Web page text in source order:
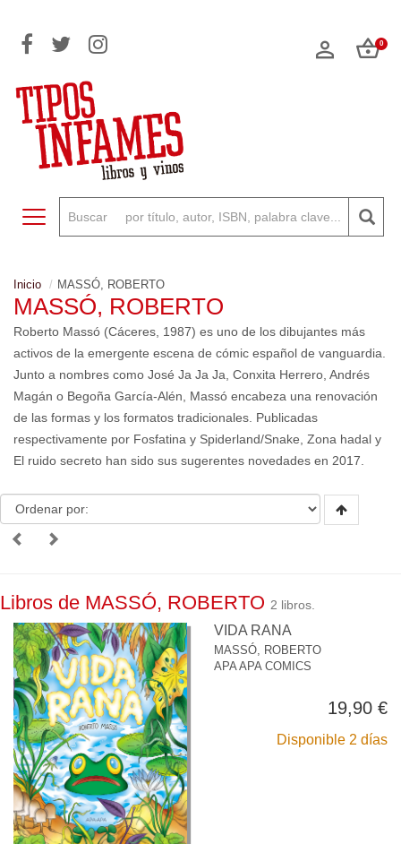
0
Toggle navigation
Inicio MASSÓ, ROBERTO
MASSÓ, ROBERTO
Roberto Massó (Cáceres, 1987) es uno de los dibujantes más
activos de la emergente escena de cómic español de vanguardia.
Junto a nombres como José Ja Ja Ja, Conxita Herrero, Andrés
Magán o Begoña García-Alén, Massó encabeza una renovación
de las formas y los formatos tradicionales. Publicadas
respectivamente por Fosfatina y Spiderland/Snake, Zona hadal y
El ruido secreto han sido sus sugerentes novedades en 2017.
Libros de MASSÓ, ROBERTO 2 libros.
VIDA RANA
MASSÓ, ROBERTO
APA APA COMICS
19,90 €
Disponible 2 días